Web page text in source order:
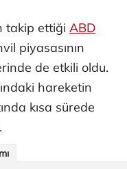
takip ettiği ABD
piyasasının
de etkili oldu.
hareketin
kısa sürede